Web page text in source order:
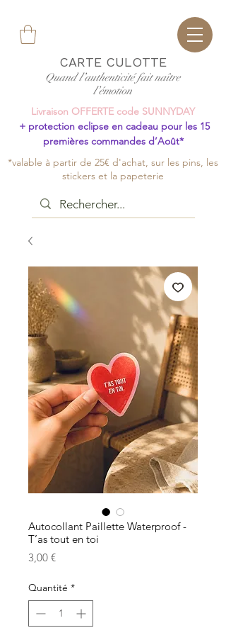
CARTE CULOTTE
Quand l’authenticité fait naître
l’émotion
Livraison OFFERTE code SUNNYDAY
+ protection eclipse en cadeau pour les 15
premières commandes d’Août*
*valable à partir de 25€ d'achat, sur les pins, les
stickers et la papeterie
Autocollant Paillette Waterproof -
T’as tout en toi
3,00 €Prix
Quantité *